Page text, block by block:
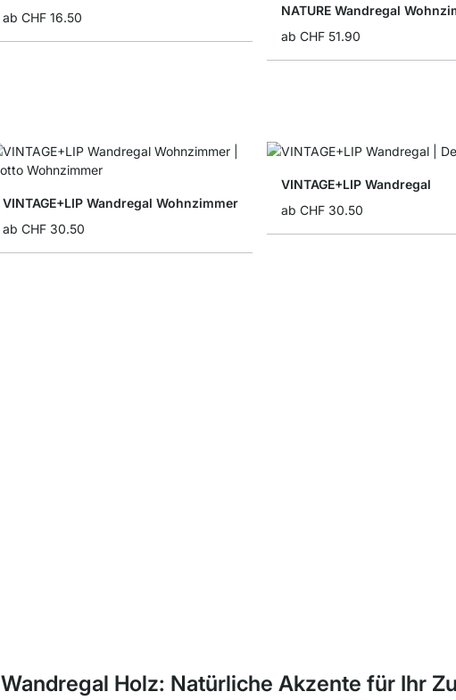
ab CHF 16.50
NATURE Wandregal
ab CHF 51.90
VINTAGE+LIP Wandregal Wohnzimmer
ab CHF 30.50
VINTAGE+LIP Wandregal
ab CHF 30.50
Wandregal Holz: Natürliche Akzente für Ihr